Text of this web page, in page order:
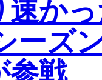
速か
ーズ
参戦